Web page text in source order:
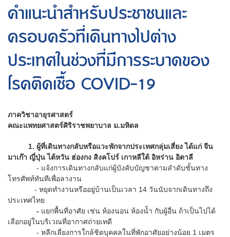
คำแนะนำสำหรับประชาชนและ
ครอบครัวที่เดินทางไปต่าง
ประเทศในช่วงที่มีการระบาดของ
โรคติดเชื้อ COVID-19
ภาควิชาอายุรศาสตร์
คณะแพทยศาสตร์ศิริราชพยาบาล ม.มหิดล
1. ผู้ที่เดินทางกลับหรือแวะพักจากประเทศกลุ่มเสี่ยง ได้แก่ จีน
มาเก๊า ญี่ปุ่น ไต้หวัน ฮ่องกง สิงคโปร์ เกาหลีใต้ อิหร่าน อิตาลี
- แจ้งการเดินทางกลับแก่ผู้บังคับบัญชาตามลำดับชั้นทาง
โทรศัพท์ทันทีเพื่อลางาน
- หยุดทำงานหรืออยู่บ้านเป็นเวลา 14 วันนับจากเดินทางถึง
ประเทศไทย
- แยกพื้นที่อาศัย เช่น ห้องนอน ห้องน้ำ กับผู้อื่น ถ้าเป็นไปได้
เลือกอยู่ในบริเวณที่อากาศถ่ายเทดี
- หลีกเลี่ยงการใกล้ชิดบุคคลในที่พักอาศัยอย่างน้อย 1 เมตร